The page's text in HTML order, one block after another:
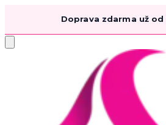
Doprava zdarma už od